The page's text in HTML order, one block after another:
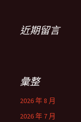
近期留言
彙整
2026 年 8 月
2026 年 7 月